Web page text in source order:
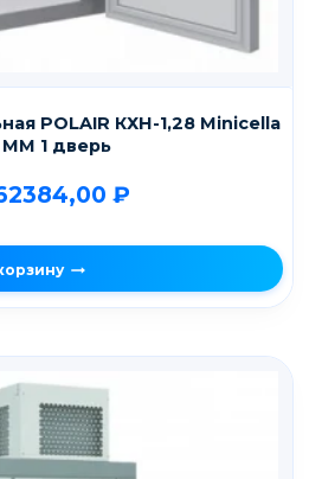
POLAIR КХН-1,28 Мinicellа
ММ 1 дверь
₽